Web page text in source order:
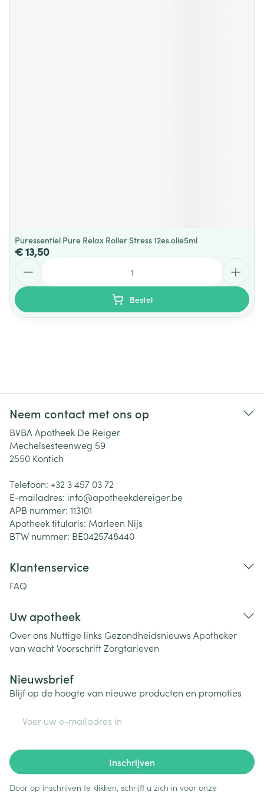
Puressentiel Pure Relax Roller Stress 12es.olie5ml
€ 13,50
Bestel
Neem contact met ons op
BVBA Apotheek De Reiger
Mechelsesteenweg 59
2550 Kontich
Telefoon: +32 3 457 03 72
E-mailadres: info@apotheekdereiger.be
APB nummer: 113101
Apotheek titularis: Marleen Nijs
BTW nummer: BE0425748440
Klantenservice
FAQ
Uw apotheek
Over ons Nuttige links Gezondheidsnieuws Apotheker
van wachtVoorschriftZorgtarieven
Nieuwsbrief
Blijf op de hoogte van nieuwe producten en promoties
Inschrijven
Door op inschrijven te klikken, schrijft u zich in voor onze